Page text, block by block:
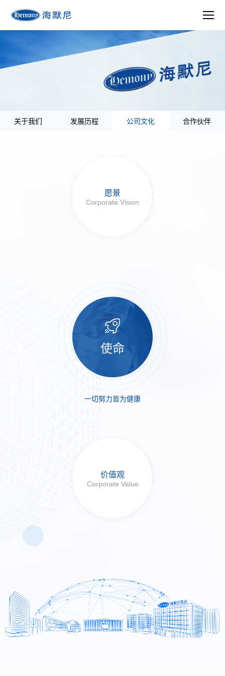
关于我们 发展历程 公司文化 合作伙伴
愿景
Corporate Vision
使命
一切努力皆为健康
价值观
Corporate Value